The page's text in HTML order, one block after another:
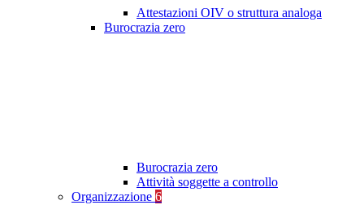
Attestazioni OIV o struttura analoga
Burocrazia zero
Burocrazia zero
Attività soggette a controllo
Organizzazione 6